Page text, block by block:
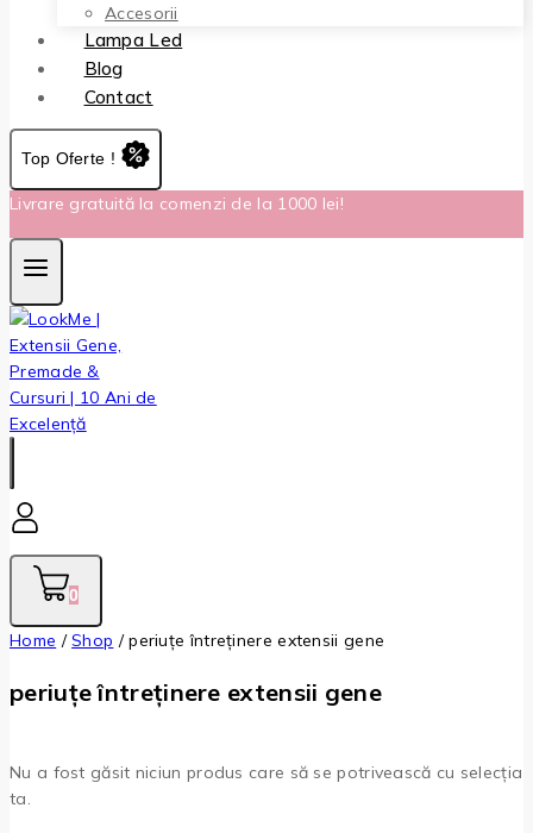
Accesorii
Lampa Led
Blog
Contact
Top Oferte !
Livrare gratuită la comenzi de la 1000 lei!
0
Home / Shop / periuțe întreținere extensii gene
periuțe întreținere extensii gene
Nu a fost găsit niciun produs care să se potrivească cu selecția
ta.